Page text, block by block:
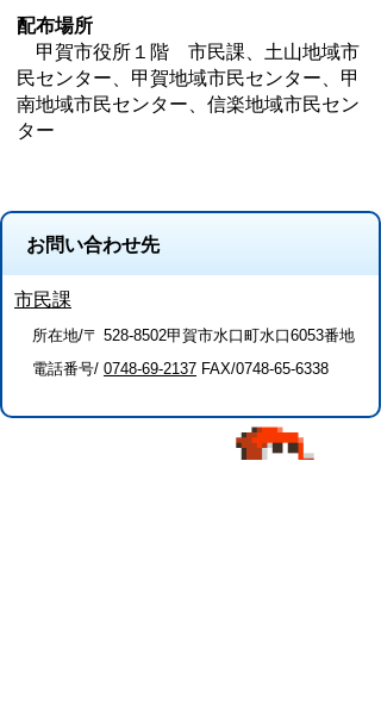
配布場所
甲賀市役所１階 市民課、土山地域市
民センター、甲賀地域市民センター、甲
南地域市民センター、信楽地域市民セン
ター
お問い合わせ先
市民課
所在地/〒 528-8502甲賀市水口町水口6053番地
電話番号/ 0748-69-2137 FAX/0748-65-6338